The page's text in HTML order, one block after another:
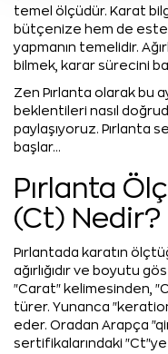
temel ölçüdür. Karat
bütçenize hem de
yapmanın temelidir.
bilmek, karar sürecini
Zen Pırlanta olarak bu
beklentileri nasıl
paylaşıyoruz. Pırlanta
başlar…
Pırlanta
(Ct) Nedir?
Pırlantada karatın
ağırlığıdır ve boyutu
"Carat" kelimesinden,
türer. Yunanca
eder. Oradan Arapça
sertifikalarındaki